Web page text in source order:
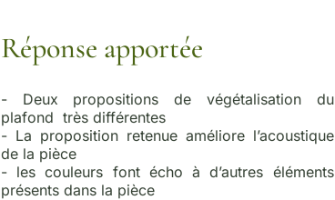
Réponse apportée
- Deux propositions de végétalisation du
plafond très différentes
- La proposition retenue améliore l’acoustique
de la pièce
- les couleurs font écho à d’autres éléments
présents dans la pièce